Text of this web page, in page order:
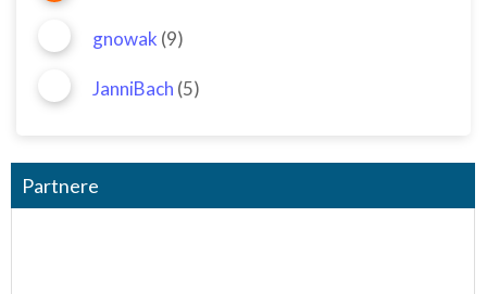
gnowak (9)
JanniBach (5)
Partnere